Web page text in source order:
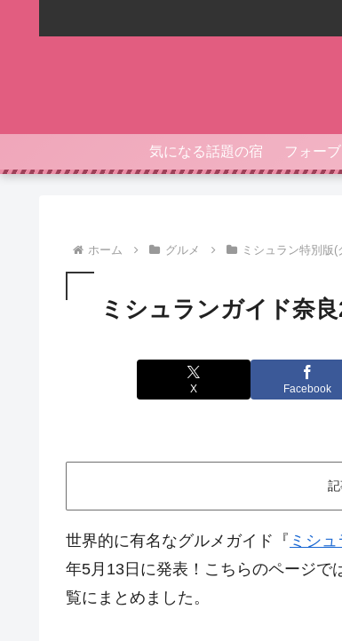
気になる話題の宿
ホーム グルメ ミシュラン特別版(
ミシュランガイド奈
X Facebook
世界的に有名なグルメガイド『 ミシ
年5月13日に発表！こちらのページで
覧にまとめました。